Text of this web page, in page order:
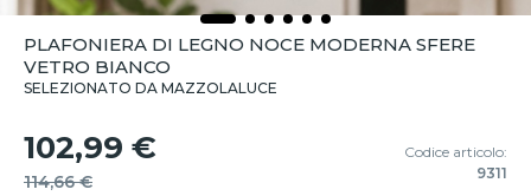
PLAFONIERA DI LEGNO NOCE MODERNA SFERE
VETRO BIANCO
SELEZIONATO DA MAZZOLALUCE
102,99 €
114,66 €
Codice articolo:
9311